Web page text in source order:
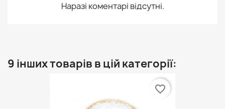
Наразі коментарі відсутні.
9 інших товарів в цій категорії:
favorite_border